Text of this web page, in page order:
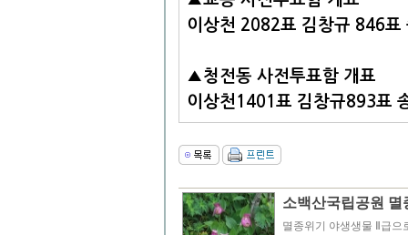
이상천 2082표 김창규 846
▲청전동 사전투표함 개표
이상천1401표 김창규893표
소백산국립공원 멸
멸종위기 야생생물 Ⅱ급